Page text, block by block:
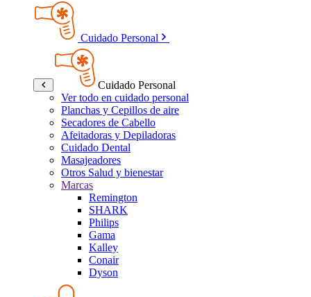
Cuidado Personal
Cuidado Personal
Ver todo en cuidado personal
Planchas y Cepillos de aire
Secadores de Cabello
Afeitadoras y Depiladoras
Cuidado Dental
Masajeadores
Otros Salud y bienestar
Marcas
Remington
SHARK
Philips
Gama
Kalley
Conair
Dyson